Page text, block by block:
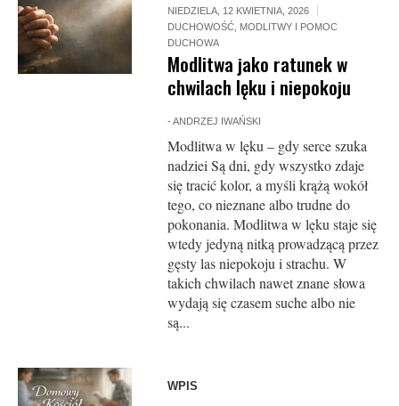
NIEDZIELA, 12 KWIETNIA, 2026
DUCHOWOŚĆ MODLITWY I POMOC
DUCHOWA
Modlitwa jako ratunek w
chwilach lęku i niepokoju
-ANDRZEJ IWAŃSKI
Modlitwa w lęku – gdy serce szuka
nadziei Są dni, gdy wszystko zdaje
się tracić kolor, a myśli krążą wokół
tego, co nieznane albo trudne do
pokonania. Modlitwa w lęku staje się
wtedy jedyną nitką prowadzącą przez
gęsty las niepokoju i strachu. W
takich chwilach nawet znane słowa
wydają się czasem suche albo nie
są...
WPIS